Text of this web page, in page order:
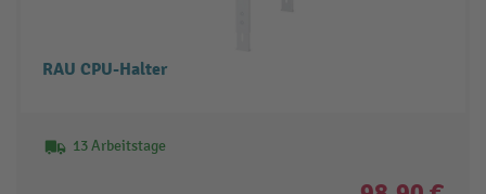
RAU CPU-Halter
13 Arbeitstage